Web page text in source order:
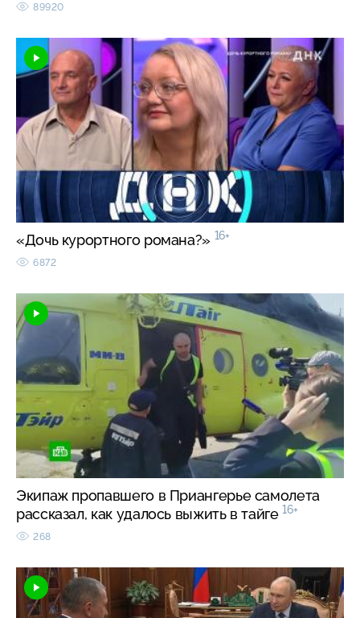
89920
«Дочь курортного романа?» 16+
6872
Экипаж пропавшего в Приангерье самолета
рассказал, как удалось выжить в тайге 16+
268